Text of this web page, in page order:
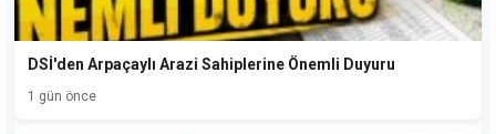
DSİ'den Arpaçaylı Arazi Sahiplerine Önemli Duyuru
1 gün önce